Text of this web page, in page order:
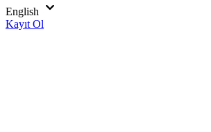
English
Kayıt Ol